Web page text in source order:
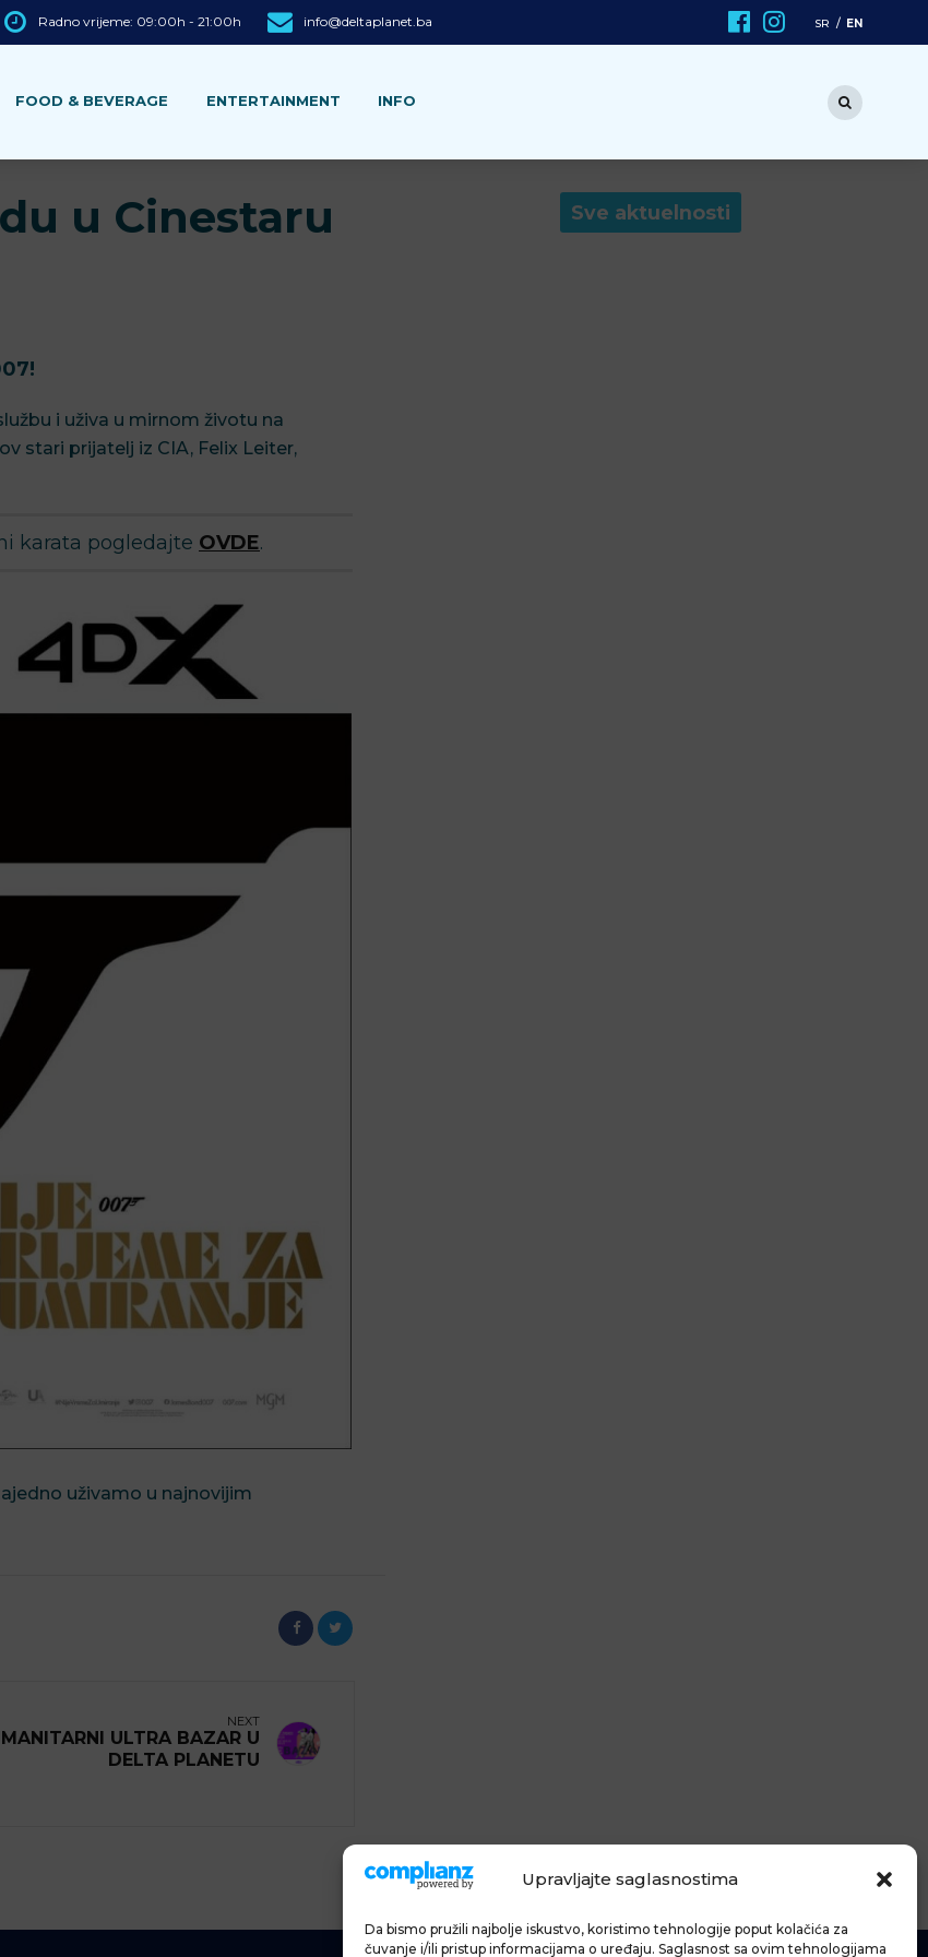
Upravljajte saglasnostima
Da bismo pružili najbolje iskustvo, koristimo tehnologije poput kolačića za
čuvanje i/ili pristup informacijama o uređaju. Saglasnost sa ovim tehnologijama
Radno vrijeme: 09:00h - 21:00h info@deltaplanet.ba SR EN
FOOD & BEVERAGE ENTERTAINMENT INFO
u Cinestaru
i uživa u mirnom životu na
stari prijatelj iz CIA, Felix Leiter,
karata pogledajte OVDE.
uživamo u najnovijim
NEXT
ULTRA BAZAR U
DELTA PLANETU
Sve aktuelnosti